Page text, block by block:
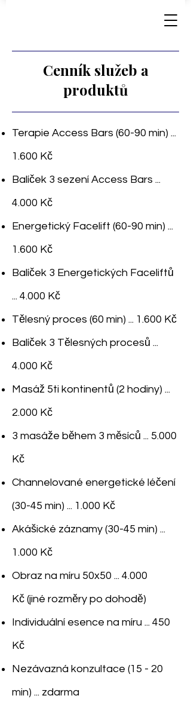
Cenník služeb a
produktů
Terapie Access Bars (60-90 min) ...
1.600 Kč
Balíček 3 sezení Access Bars ...
4.000 Kč
Energetický Facelift (60-90 min) ...
1.600 Kč
Balíček 3 Energetických Faceliftů
... 4.000 Kč
Tělesný proces (60 min) ... 1.600 Kč
Balíček 3 Tělesných procesů ...
4.000 Kč
Masáž 5ti kontinentů (2 hodiny) ...
2.000 Kč
3 masáže během 3 měsíců ... 5.000
Kč
Channelované energetické léčení
(30-45 min) ... 1.000 Kč
Akášické záznamy (30-45 min) ...
1.000 Kč
Obraz na míru 50x50 ... 4.000
Kč (jiné rozměry po dohodě)
Individuální esence na míru ... 450
Kč
Nezávazná konzultace (15 - 20
min) ... zdarma